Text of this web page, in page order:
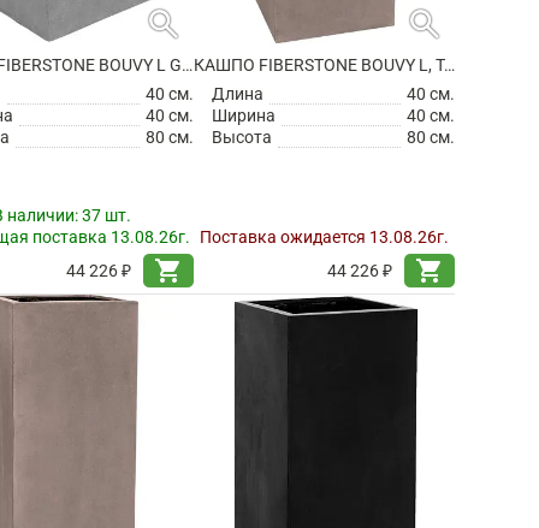
search
КАШПО FIBERSTONE BOUVY L GREY
40 см.
40 см.
80 см.
наличии:37 шт.
поставка 13.08.26г.
44 226 ₽
shopping_cart
search
КАШПО FIBERSTONE BOUVY L, TAUPE
Длина
40 см.
Ширина
40 см.
Высота
80 см.
Поставка ожидается 13.08.26г.
44 226 ₽
shopping_cart